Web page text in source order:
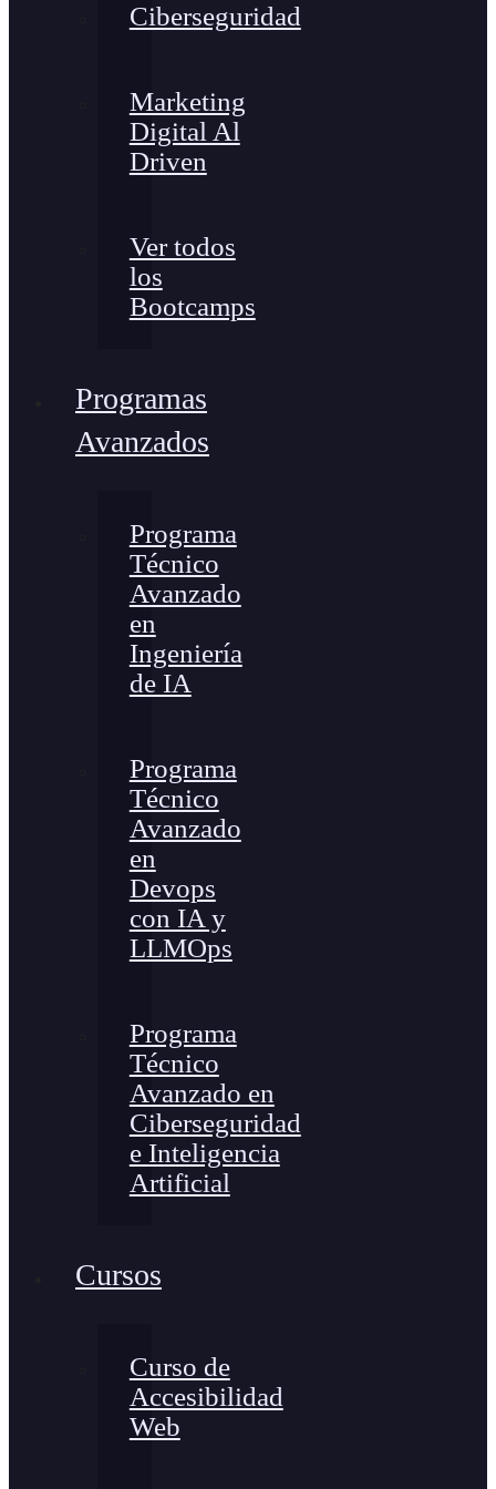
Ciberseguridad
Marketing
Digital Al
Driven
Ver todos
los
Bootcamps
Programas
Avanzados
Programa
Técnico
Avanzado
en
Ingeniería
de IA
Programa
Técnico
Avanzado
en
Devops
con IA y
LLMOps
Programa
Técnico
Avanzado en
Ciberseguridad
e Inteligencia
Artificial
Cursos
Curso de
Accesibilidad
Web